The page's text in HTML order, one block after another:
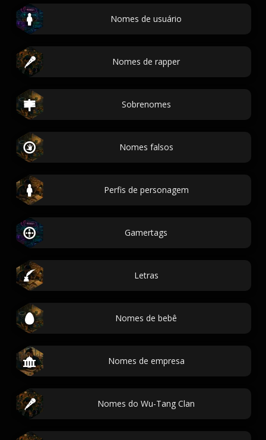
Nomes de usuário
Nomes de rapper
Sobrenomes
Nomes falsos
Perfis de personagem
Gamertags
Letras
Nomes de bebê
Nomes de empresa
Nomes do Wu-Tang Clan